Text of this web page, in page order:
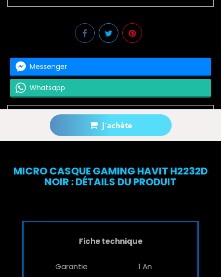
j'achète
Messenger
Whatsapp
Prévenez-moi lorsque le produit est disponible
MICRO CASQUE GAMING HAVIT H2232D
NOIR : DÉTAILS DU PRODUIT
Fiche technique
Garantie 1 An